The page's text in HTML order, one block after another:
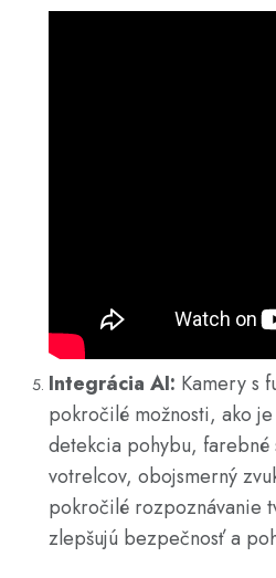
Integrácia AI: Kamery s
pokročilé možnosti, ako
detekcia pohybu, farebné
votrelcov, obojsmerný
pokročilé rozpoznávanie
zlepšujú bezpečnosť a